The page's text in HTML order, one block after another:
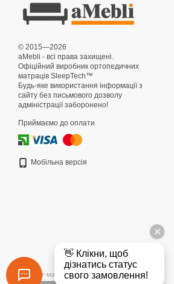
© 2015—2026
aMebli - всі права захищені.
Офіційний виробник ортопедичних
матраців SleepTech™
Будь-яке використання інформації з
сайту без письмового дозволу
адміністрації заборонено!
Приймаємо до оплати
Мобільна версія
Інтернет-магазин створений з Хорошоп